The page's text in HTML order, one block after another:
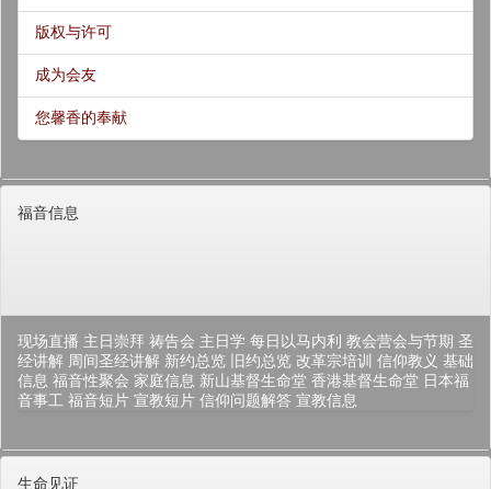
版权与许可
成为会友
您馨香的奉献
福音信息
现场直播 主日崇拜 祷告会 主日学 每日以马内利 教会营会与节期 圣
经讲解 周间圣经讲解 新约总览 旧约总览 改革宗培训 信仰教义 基础
信息 福音性聚会 家庭信息 新山基督生命堂 香港基督生命堂 日本福
音事工 福音短片 宣教短片 信仰问题解答 宣教信息
生命见证